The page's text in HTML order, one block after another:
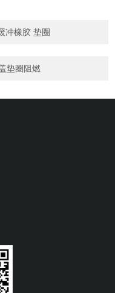
冲橡胶 垫圈
垫圈阻燃